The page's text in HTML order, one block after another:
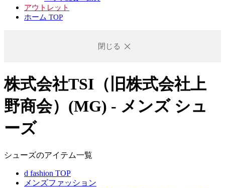
アウトレット
ホーム TOP
閉じる
株式会社TSI（旧株式会社上
野商会）(MG) - メンズ シュ
ーズ
シューズのアイテム一覧
d fashion TOP
メンズファッション